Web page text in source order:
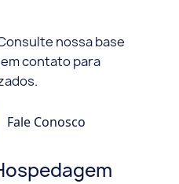
nossa base
contato para
Fale Conosco